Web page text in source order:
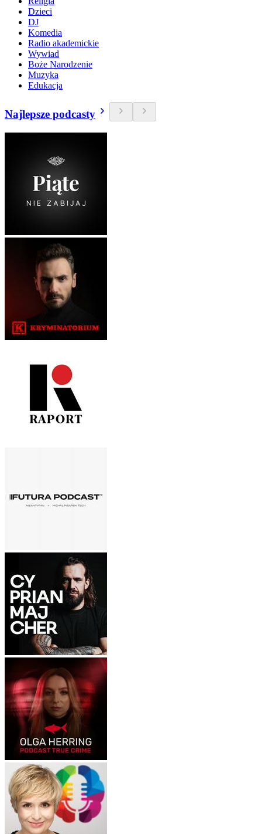
Dzieci
DJ
Komedia
Radio akademickie
Wywiad
Boże Narodzenie
Muzyka
Edukacja
Najlepsze podcasty